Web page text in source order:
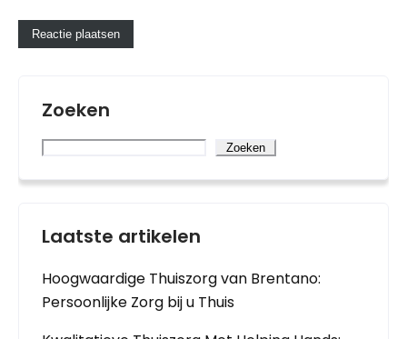
Zoeken
Zoeken
Laatste artikelen
Hoogwaardige Thuiszorg van Brentano:
Persoonlijke Zorg bij u Thuis